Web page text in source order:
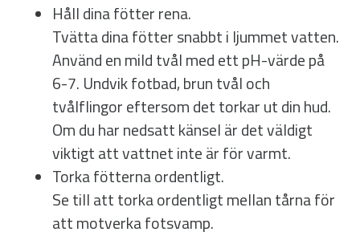
Håll dina fötter rena.
Tvätta dina fötter snabbt i ljummet vatten.
Använd en mild tvål med ett pH-värde på
6-7. Undvik fotbad, brun tvål och
tvålflingor eftersom det torkar ut din hud.
Om du har nedsatt känsel är det väldigt
viktigt att vattnet inte är för varmt.
Torka fötterna ordentligt.
Se till att torka ordentligt mellan tårna för
att motverka fotsvamp.